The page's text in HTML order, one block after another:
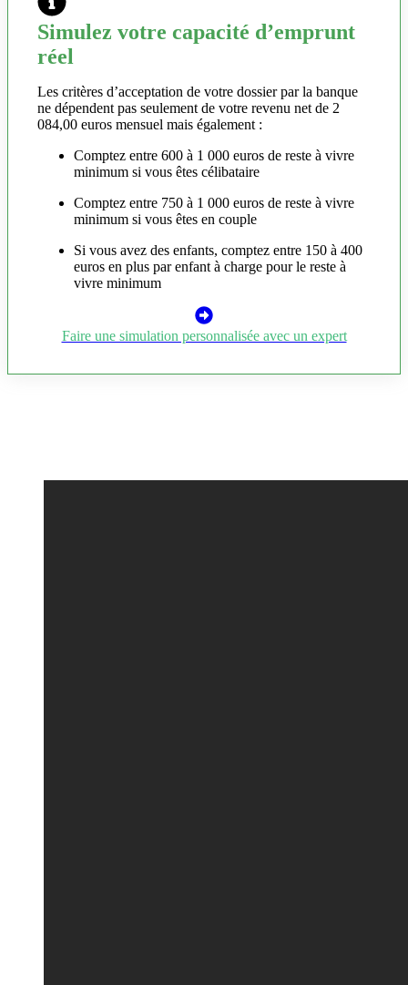
Simulez votre capacité d’emprunt
réel
Les critères d’acceptation de votre dossier par la banque
ne dépendent pas seulement de votre revenu net de 2
084,00 euros mensuel mais également :
Comptez entre 600 à 1 000 euros de reste à vivre
minimum si vous êtes célibataire
Comptez entre 750 à 1 000 euros de reste à vivre
minimum si vous êtes en couple
Si vous avez des enfants, comptez entre 150 à 400
euros en plus par enfant à charge pour le reste à
vivre minimum
Faire une simulation personnalisée avec un expert